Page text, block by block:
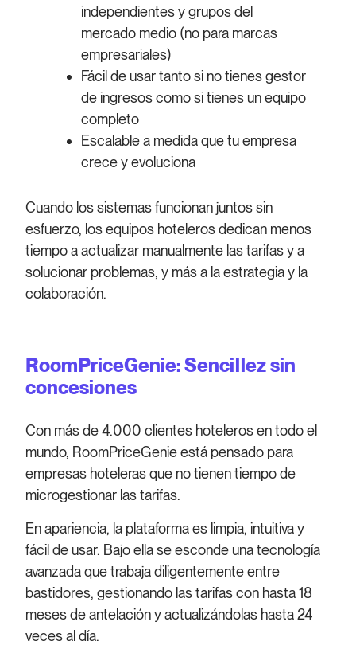
independientes y grupos del
mercado medio (no para marcas
empresariales)
Fácil de usar tanto si no tienes gestor
de ingresos como si tienes un equipo
completo
Escalable a medida que tu empresa
crece y evoluciona
Cuando los sistemas funcionan juntos sin
esfuerzo, los equipos hoteleros dedican menos
tiempo a actualizar manualmente las tarifas y a
solucionar problemas, y más a la estrategia y la
colaboración.
RoomPriceGenie: Sencillez sin
concesiones
Con más de 4.000 clientes hoteleros en todo el
mundo, RoomPriceGenie está pensado para
empresas hoteleras que no tienen tiempo de
microgestionar las tarifas.
En apariencia, la plataforma es limpia, intuitiva y
fácil de usar. Bajo ella se esconde una tecnología
avanzada que trabaja diligentemente entre
bastidores, gestionando las tarifas con hasta 18
meses de antelación y actualizándolas hasta 24
veces al día.